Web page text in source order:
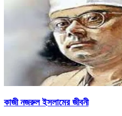
কাজী নজরুল ইসলামের জীবনী